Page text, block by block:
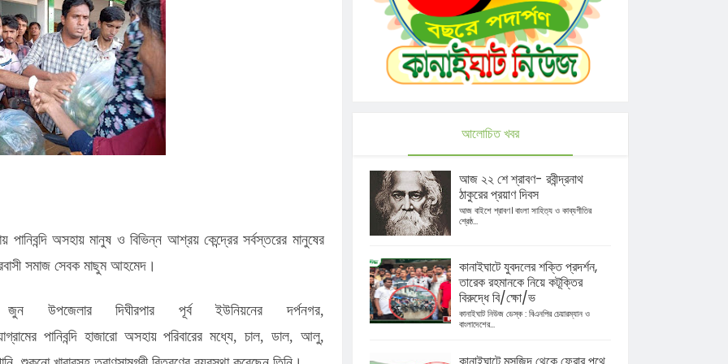
আসছেন
সমাবেশ,
আঁধারে
পানিবন্দি অসহায় মানুষ ও বিভিন্ন আশ্রয় কেন্দ্রের সর্বস্তরের মানুষের
সমাজ সেবক মাছুম আহমেদ।
দিঘীরপার পূর্ব ইউনিয়নের দর্পনগর,
পানিবন্দি হাজারো অসহায় পরিবারের মধ্যে, চাল, ডাল, আলু,
আলোচিত খবর
আজ ২২ শে শ্রাবণ- রবীন্দ্রনাথ
ঠাকুরের প্রয়াণ দিবস
আজ বাইশে শ্রাবণ। বাংলা সাহিত্য ও কাব্যগীতির
শ্রেষ্ঠ...
কানাইঘাটে যুবদলের শক্তি প্রদর্শন,
তারেক রহমানকে নিয়ে কটূক্তির
বিরুদ্ধে বি/ক্ষো/ভ
কানাইঘাট নিউজ ডেস্ক : বিএনপির চেয়ারম্যান ও
বাংলাদেশের...